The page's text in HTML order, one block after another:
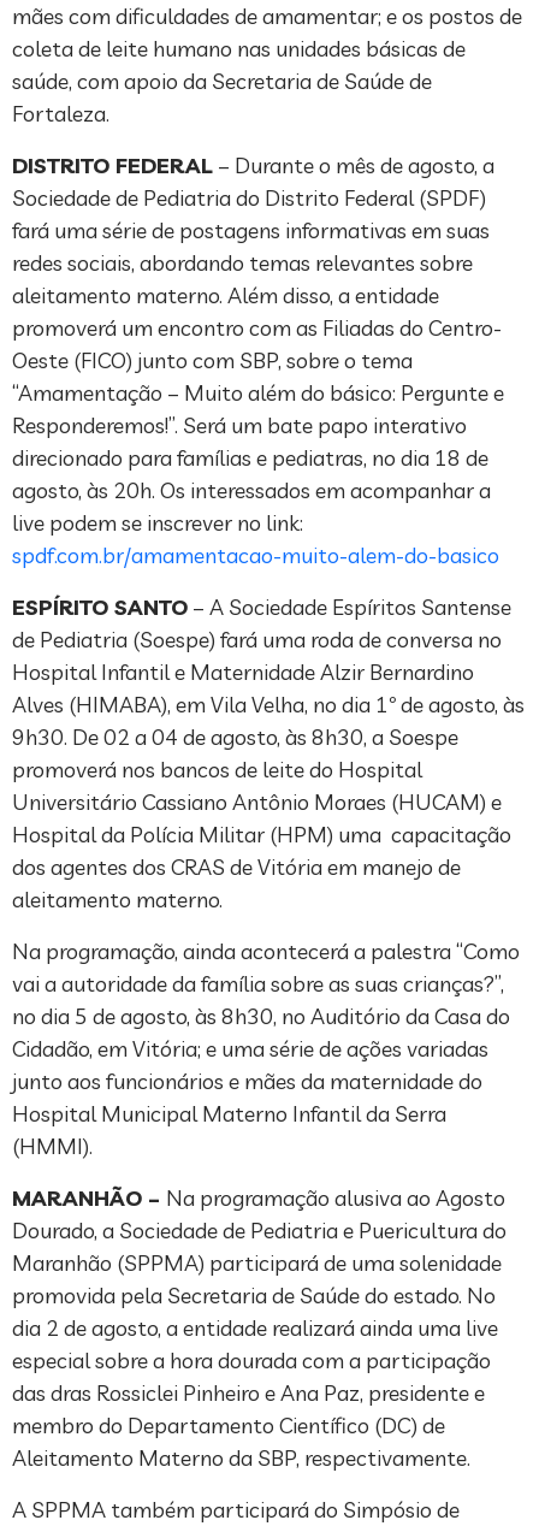
mães com dificuldades de amamentar; e os postos de
coleta de leite humano nas unidades básicas de
saúde, com apoio da Secretaria de Saúde de
Fortaleza.
DISTRITO FEDERAL – Durante o mês de agosto, a
Sociedade de Pediatria do Distrito Federal (SPDF)
fará uma série de postagens informativas em suas
redes sociais, abordando temas relevantes sobre
aleitamento materno. Além disso, a entidade
promoverá um encontro com as Filiadas do Centro-
Oeste (FICO) junto com SBP, sobre o tema
“Amamentação – Muito além do básico: Pergunte e
Responderemos!”. Será um bate papo interativo
direcionado para famílias e pediatras, no dia 18 de
agosto, às 20h. Os interessados em acompanhar a
live podem se inscrever no link:
spdf.com.br/amamentacao-muito-alem-do-basico
ESPÍRITO SANTO – A Sociedade Espíritos Santense
de Pediatria (Soespe) fará uma roda de conversa no
Hospital Infantil e Maternidade Alzir Bernardino
Alves (HIMABA), em Vila Velha, no dia 1º de agosto, às
9h30. De 02 a 04 de agosto, às 8h30, a Soespe
promoverá nos bancos de leite do Hospital
Universitário Cassiano Antônio Moraes (HUCAM) e
Hospital da Polícia Militar (HPM) uma capacitação
dos agentes dos CRAS de Vitória em manejo de
aleitamento materno.
Na programação, ainda acontecerá a palestra “Como
vai a autoridade da família sobre as suas crianças?”,
no dia 5 de agosto, às 8h30, no Auditório da Casa do
Cidadão, em Vitória; e uma série de ações variadas
junto aos funcionários e mães da maternidade do
Hospital Municipal Materno Infantil da Serra
(HMMI).
MARANHÃO – Na programação alusiva ao Agosto
Dourado, a Sociedade de Pediatria e Puericultura do
Maranhão (SPPMA) participará de uma solenidade
promovida pela Secretaria de Saúde do estado. No
dia 2 de agosto, a entidade realizará ainda uma live
especial sobre a hora dourada com a participação
das dras Rossiclei Pinheiro e Ana Paz, presidente e
membro do Departamento Científico (DC) de
Aleitamento Materno da SBP, respectivamente.
A SPPMA também participará do Simpósio de